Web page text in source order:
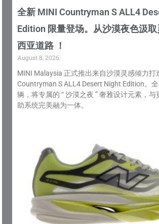
全新 MINI Countryman S ALL4
Edition 限量登场。从沙漠夜色汲
西亚道路 ！
August 8, 2026
MINI Malaysia 正式推出来自沙漠灵感倾力打
Countryman S ALL4 Desert Night Edition。
辆，将专属的 “ 沙漠之夜 ” 奢雅设计元素，
助系统完美融为一体。